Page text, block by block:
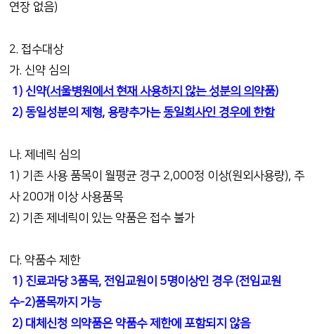
연장 없음)
2. 접수대상
가. 신약 심의
1) 신약(서울병원에서 현재 사용하지 않는 성분의 의약품)
2) 동일성분의 제형, 용량추가는동일회사인 경우에 한함
나. 제네릭 심의
1) 기존 사용 품목이 월평균 경구 2,000정 이상(원외사용량), 주
사 200개 이상 사용품목
2) 기존 제네릭이 있는 약품은 접수 불가
다. 약품수 제한
1) 진료과당 3품목, 전임교원이 5명이상인 경우 (전임교원
수-2)품목까지 가능
2) 대체신청 의약품은 약품수 제한에 포함되지 않음